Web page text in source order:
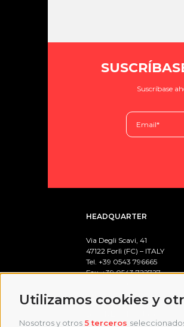
Utilizamos cookies y
Nosotros y otros 5 terceros
Suscríbase
HEADQUARTER
Via Degli Scavi, 41
47122 Forlì (FC) – ITALY
Tel. +39 0543 796665
Fax. +39 0543 722727